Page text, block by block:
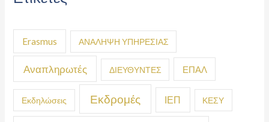
Erasmus ΑΝΑΛΗΨΗ ΥΠΗΡΕΣΙΑΣ
Αναπληρωτές ΔΙΕΥΘΥΝΤΕΣ ΕΠΑΛ
Εκδηλώσεις Εκδρομές ΙΕΠ ΚΕΣΥ